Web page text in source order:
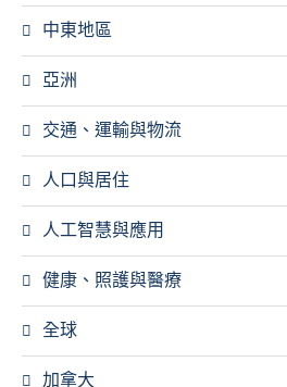
中東地區
亞洲
交通、運輸與物流
人口與居住
人工智慧與應用
健康、照護與醫療
全球
加拿大